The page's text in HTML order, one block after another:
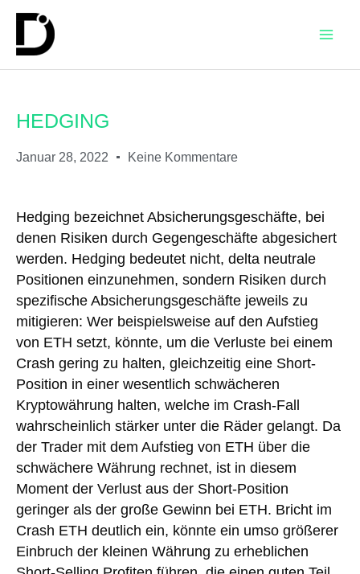
HEDGING
Januar 28, 2022 Keine Kommentare
Hedging bezeichnet Absicherungsgeschäfte, bei
denen Risiken durch Gegengeschäfte abgesichert
werden. Hedging bedeutet nicht, delta neutrale
Positionen einzunehmen, sondern Risiken durch
spezifische Absicherungsgeschäfte jeweils zu
mitigieren: Wer beispielsweise auf den Aufstieg
von ETH setzt, könnte, um die Verluste bei einem
Crash gering zu halten, gleichzeitig eine Short-
Position in einer wesentlich schwächeren
Kryptowährung halten, welche im Crash-Fall
wahrscheinlich stärker unter die Räder gelangt. Da
der Trader mit dem Aufstieg von ETH über die
schwächere Währung rechnet, ist in diesem
Moment der Verlust aus der Short-Position
geringer als der große Gewinn bei ETH. Bricht im
Crash ETH deutlich ein, könnte ein umso größerer
Einbruch der kleinen Währung zu erheblichen